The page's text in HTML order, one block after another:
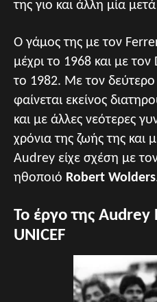
της γιο και άλλη μία
Ο γάμος της με τον
μέχρι το 1968 και με
το 1982. Με τον δεύτερο
φαίνεται εκείνος
και με άλλες νεότερες
χρόνια της ζωής της και
Audrey είχε σχέση με
ηθοποιό Robert Wolders
Το έργο της
UNICEF